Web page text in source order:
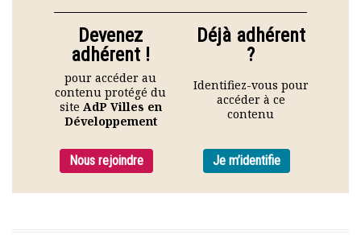
Comptes rendus mensuels
Rapports moraux
Rapports financiers
Nous rejoindre
Comité de rédaction
Bulletins Villes en
développement
Devenez
adhérent !
pour accéder au
contenu protégé du
site AdP Villes en
Développement
Nous rejoindre
Déjà adhérent
?
Identifiez-vous pour
accéder à ce
contenu
Je m’identifie